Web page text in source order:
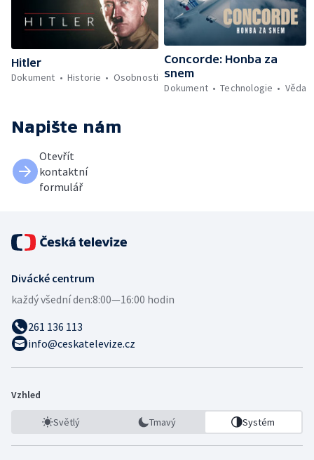
Hitler
Dokument
Historie Osobnosti
Concorde: Honba za
snem
Dokument
Technologie Věda
Napište nám
Otevřít
kontaktní
formulář
Divácké centrum
každý všední den:8:00—16:00 hodin
261 136 113
info@ceskatelevize.cz
Vzhled
Světlý Tmavý Systém